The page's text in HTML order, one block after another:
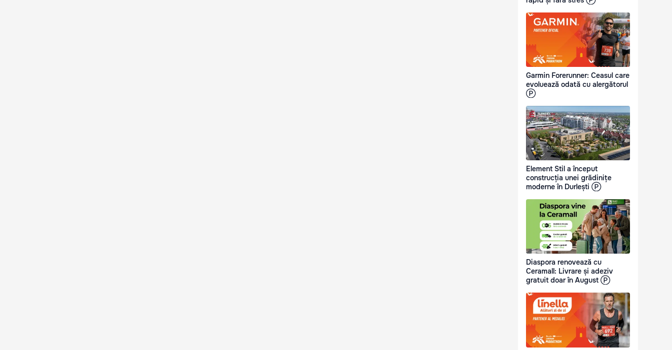
Garmin Forerunner: Ceasul care
evoluează odată cu alergătorul
Ⓟ
Element Stil a început
construcția unei grădinițe
moderne în Durlești Ⓟ
Diaspora renovează cu
Ceramall: Livrare și adeziv
gratuit doar în August Ⓟ